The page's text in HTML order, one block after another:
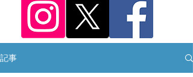
記事